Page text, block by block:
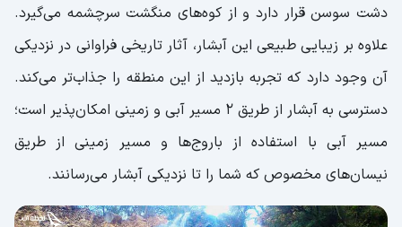
دشت سوسن قرار دارد و از کوه‌های منگشت سرچشمه می‌گیرد.
علاوه بر زیبایی طبیعی این آبشار، آثار تاریخی فراوانی در نزدیکی
آن وجود دارد که تجربه بازدید از این منطقه را جذاب‌تر می‌کند.
دسترسی به آبشار از طریق 2 مسیر آبی و زمینی امکان‌پذیر است؛
مسیر آبی با استفاده از باروج‌ها و مسیر زمینی از طریق
نیسان‌های مخصوص که شما را تا نزدیکی آبشار می‌رسانند.